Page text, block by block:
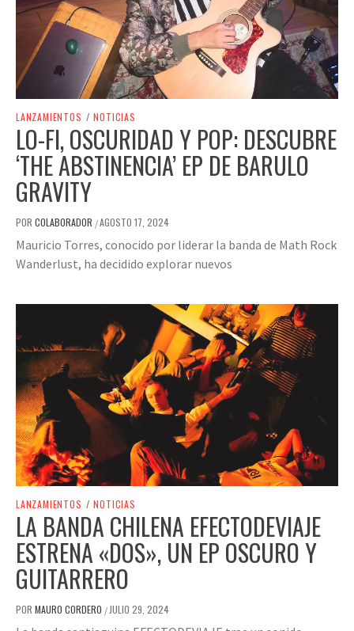
LANZAMIENTOS / NOTICIAS
LO-FI, OSCURIDAD Y POP: DESCUBRE
‘THE ABSTINENCIA’ EP DE BARULO
GRAVITY
POR COLABORADOR /AGOSTO 17, 2024
Mauricio Torres, conocido por liderar la banda de Math Rock
Wanderlust, ha decidido explorar nuevos
LANZAMIENTOS / NOTICIAS
LA BANDA CHILENA EFECTODEVIAJE
ESTRENA «DOS», UN EP OSCURO Y
GUITARRERO
POR MAURO CORDERO / JULIO 29, 2024